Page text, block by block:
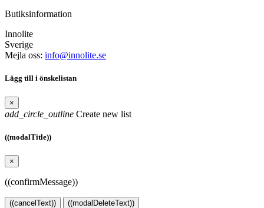
Butiksinformation
Innolite
Sverige
Mejla oss: info@innolite.se
Lägg till i önskelistan
×
add_circle_outline Create new list
((modalTitle))
×
((confirmMessage))
((cancelText)) ((modalDeleteText))